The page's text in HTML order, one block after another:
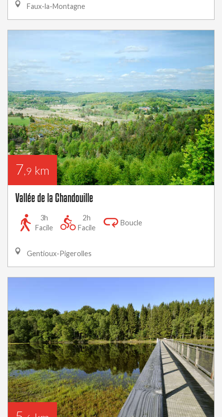
Faux-la-Montagne
7 ,9 km
Vallée de la Chandouille
3h
Facile
2h
Facile
Boucle
Gentioux-Pigerolles